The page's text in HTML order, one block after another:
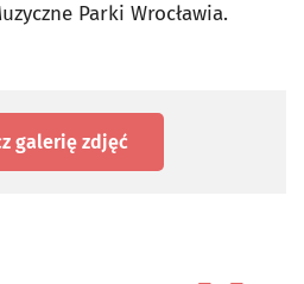
Parki Wrocławia.
galerię zdjęć